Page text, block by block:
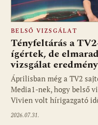
BELSŐ VIZSGÁLAT
Tényfeltárás a
ígértek, de
vizsgálat
Áprilisban még a TV2
Media1-nek, hogy belső
Vivien volt hírigazgató
2026.07.31.